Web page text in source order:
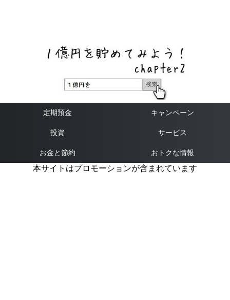
定期預金 キャンペーン
投資 サービス
お金と節約 おトクな情報
本サイトはプロモーションが含まれています